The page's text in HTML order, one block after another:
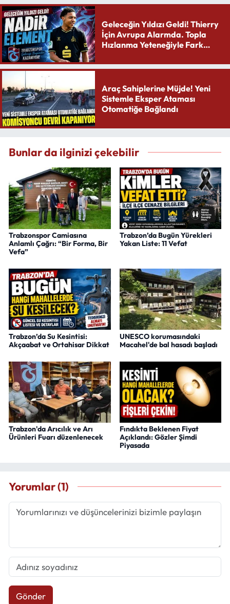
Geleceğin Yıldızı Geldi! Thierry
İçin Avrupa Alarmda. Topla
Hızlanma Yeteneğiyle Fark
Araç Sahiplerine Müjde! Yeni
Sistemle Eksper Ataması
Otomatiğe Bağlandı
Bunlar da ilginizi çekebilir
Trabzonspor Camiasına
Anlamlı Çağrı: “Bir Forma, Bir
Vefa”
Trabzon’da Bugün Yürekleri
Yakan Liste: 11 Vefat
Trabzon’da Su Kesintisi:
Akçaabat ve Ortahisar Dikkat
UNESCO korumasındaki
Macahel'de bal hasadı başladı
Trabzon'da Arıcılık ve Arı
Ürünleri Fuarı düzenlenecek
Fındıkta Beklenen Fiyat
Açıklandı: Gözler Şimdi
Piyasada
Yorumlar (1)
Gönder